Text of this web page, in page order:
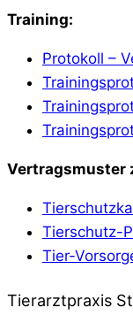
Training:
Protokoll –
Vertragsmuster
Tierschutz-
Tier-
Tierarztpraxis